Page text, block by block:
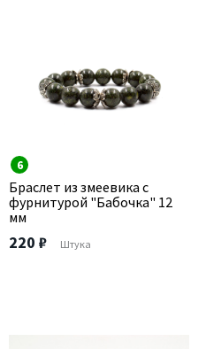
6
Браслет из змеевика с
фурнитурой "Бабочка" 12
мм
220 ₽ Штука